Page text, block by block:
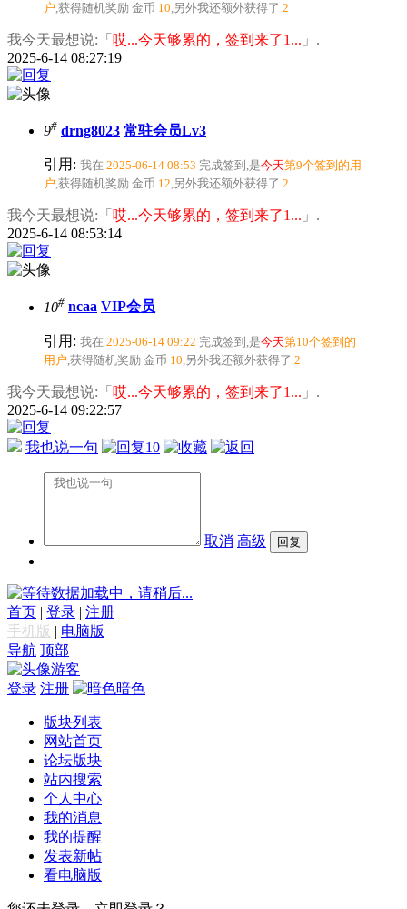
户,获得随机奖励 金币 10,另外我还额外获得了 2
我今天最想说:「 哎...今天够累的，签到来了1... 」.
2025-6-14 08:27:19
9# drng8023 常驻会员Lv3
引用: 我在 2025-06-14 08:53 完成签到,是今天第9个签到的用
户,获得随机奖励 金币 12,另外我还额外获得了 2
我今天最想说:「 哎...今天够累的，签到来了1... 」.
2025-6-14 08:53:14
10# ncaa VIP会员
引用: 我在 2025-06-14 09:22 完成签到,是今天第10个签到的
用户 ,获得随机奖励 金币 10 ,另外我还额外获得了 2
我今天最想说:「 哎...今天够累的，签到来了1... 」.
2025-6-14 09:22:57
我也说一句 10
取消 高级
数据加载中，请稍后...
首页 | 登录 | 注册
手机版 | 电脑版
导航 顶部
游客
登录 注册 暗色
版块列表
网站首页
论坛版块
站内搜索
个人中心
我的消息
我的提醒
发表新帖
看电脑版